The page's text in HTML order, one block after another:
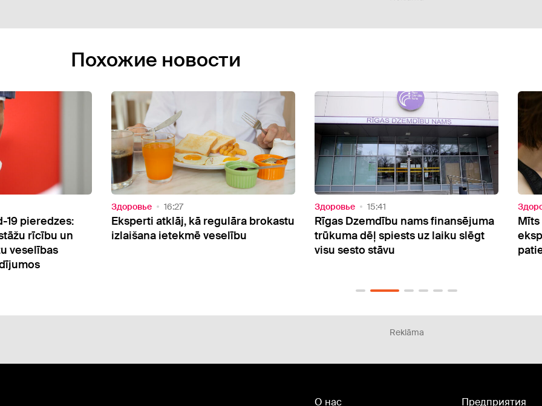
Похожие новости
brokastu
Здоровье 15:41
Rīgas Dzemdību nams finansējuma
trūkuma dēļ spiests uz laiku slēgt
Здоровье 15:27
Mīts par astoņām glāzēm dienā:
eksperti atklāj, cik daudz ūdens
patiesībā nepieciešams
Reklāma
О нас Предприятия